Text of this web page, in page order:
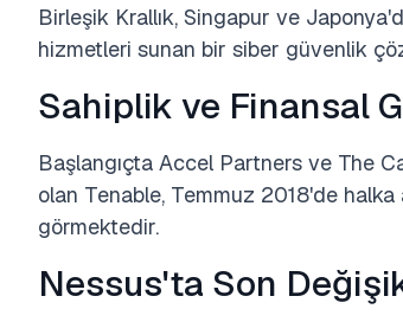
Birleşik Krallık, Singapur ve
hizmetleri sunan bir siber güvenlik
Sahiplik ve Finansal
Başlangıçta Accel Partners ve The
olan Tenable, Temmuz 2018'de halka
görmektedir.
Nessus'ta Son